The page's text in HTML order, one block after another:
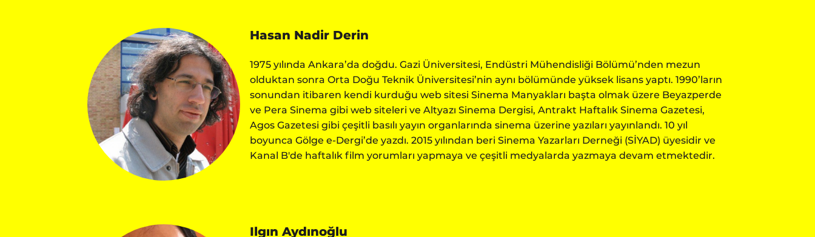
Hasan Nadir Derin
1975 yılında Ankara’da doğdu. Gazi Üniversitesi, Endüstri Mühendisliği Bölümü’nden mezun
olduktan sonra Orta Doğu Teknik Üniversitesi’nin aynı bölümünde yüksek lisans yaptı. 1990’ların
sonundan itibaren kendi kurduğu web sitesi Sinema Manyakları başta olmak üzere Beyazperde
ve Pera Sinema gibi web siteleri ve Altyazı Sinema Dergisi, Antrakt Haftalık Sinema Gazetesi,
Agos Gazetesi gibi çeşitli basılı yayın organlarında sinema üzerine yazıları yayınlandı. 10 yıl
boyunca Gölge e-Dergi’de yazdı. 2015 yılından beri Sinema Yazarları Derneği (SİYAD) üyesidir ve
Kanal B'de haftalık film yorumları yapmaya ve çeşitli medyalarda yazmaya devam etmektedir.
Ilgın Aydınoğlu